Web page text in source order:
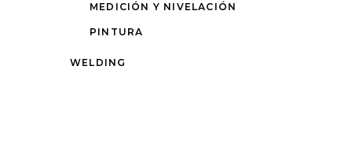
MEDICIÓN Y NIVELACIÓN
PINTURA
WELDING